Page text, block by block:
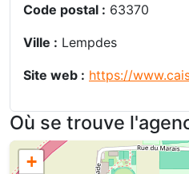
Code postal : 63370
Ville : Lempdes
Site web : https://
Où se trouve
+